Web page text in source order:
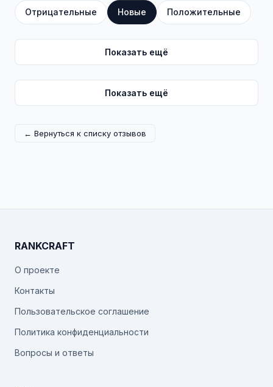
Отрицательные Новые Положительные
Показать ещё
Показать ещё
← Вернуться к списку отзывов
RANKCRAFT
О проекте
Контакты
Пользовательское соглашение
Политика конфиденциальности
Вопросы и ответы